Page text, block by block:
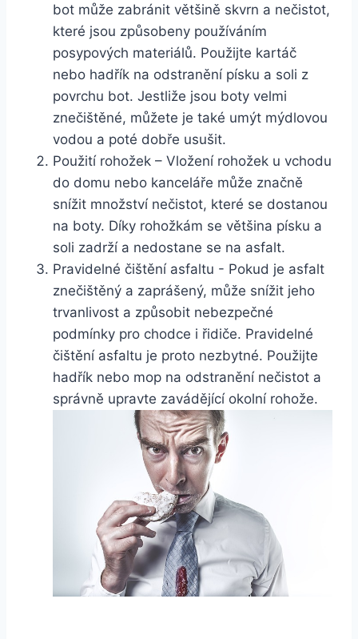
bot může ‌zabránit většině skvrn ​a nečistot,
které jsou⁢ způsobeny používáním
‍posypových materiálů. Použijte kartáč
nebo hadřík na odstranění písku a‍ soli z
povrchu bot. Jestliže jsou boty⁢ velmi
znečištěné, ​můžete je také umýt mýdlovou
⁤vodou a poté ⁣dobře usušit.
Použití rohožek‌ – Vložení rohožek u⁣ vchodu
do domu nebo kanceláře ‍může značně ​
snížit‌ množství nečistot, které se ⁣dostanou
na boty.​ Díky rohožkám se ⁤většina písku a‌
soli ⁤zadrží‌ a⁢ nedostane ⁤se na asfalt.
Pravidelné čištění asfaltu ⁤- Pokud ‌je asfalt
znečištěný a zaprášený, může snížit jeho
⁢trvanlivost‌ a způsobit nebezpečné
podmínky pro chodce i řidiče.​ Pravidelné
čištění asfaltu je proto nezbytné. Použijte
hadřík ⁤nebo⁤ mop⁣ na ⁢odstranění‌ nečistot a
správně upravte zavádějící⁣ okolní​ rohože.